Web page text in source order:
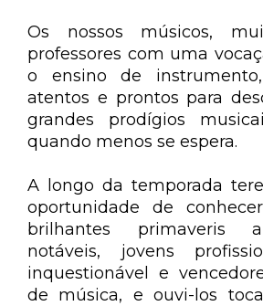
Os nossos músicos,
professores com uma
o ensino de
atentos e prontos para
grandes prodígios
quando menos se espera.
A longo da temporada
oportunidade de
brilhantes primaveris
notáveis, jovens
inquestionável e
de música, e ouvi-los